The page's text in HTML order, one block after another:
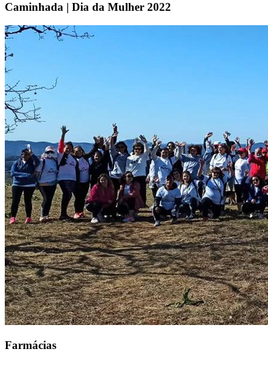
Caminhada | Dia da Mulher 2022
Farmácias